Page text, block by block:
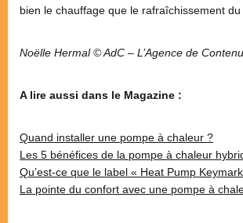
bien le chauffage que le rafraîchissement du
Noëlle Hermal © AdC – L’Agence de Contenu
A lire aussi dans le Magazine :
Quand installer une pompe à chaleur ?
Les 5 bénéfices de la pompe à chaleur
Qu’est-ce que le label « Heat Pump
La pointe du confort avec une pompe à